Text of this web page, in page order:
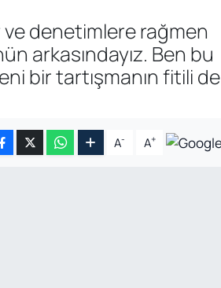
denetimlere rağmen
arkasındayız. Ben bu
bir tartışmanın fitili de
A- A+